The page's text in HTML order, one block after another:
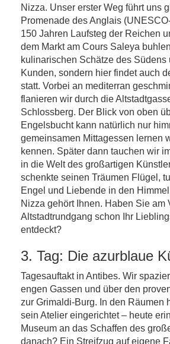
Nizza. Unser erster Weg führt uns
Promenade des Anglais
150 Jahren Laufsteg der Reichen
dem Markt am Cours Saleya
kulinarischen Schätze des Südens
Kunden, sondern hier findet auch
statt. Vorbei an mediterran
flanieren wir durch die
Schlossberg. Der Blick von oben
Engelsbucht kann natürlich nur
gemeinsamen Mittagessen lernen
kennen. Später dann tauchen wir
in die Welt des großartigen
schenkte seinen Träumen Flügel,
Engel und Liebende in den
Nizza gehört Ihnen. Haben Sie am
Altstadtrundgang schon Ihr
entdeckt?
3. Tag: Die azurblaue
Tagesauftakt in Antibes. Wir
engen Gassen und über den
zur Grimaldi-Burg. In den Räumen
sein Atelier eingerichtet – heute
Museum an das Schaffen des
danach? Ein Streifzug auf eigene